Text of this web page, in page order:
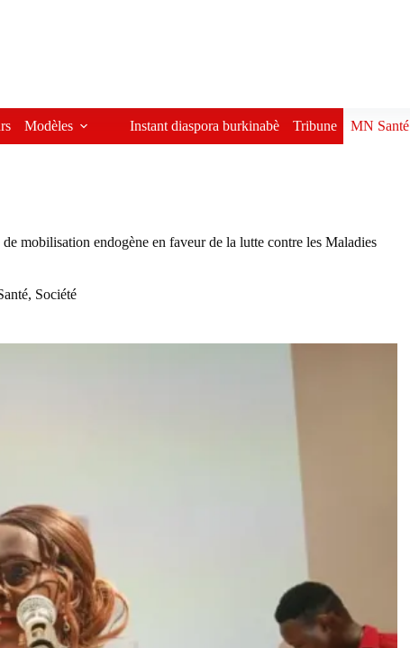
Modèles Instant diaspora burkinabè Tribune MN Santé
mobilisation endogène en faveur de la lutte contre les Maladies
, Société